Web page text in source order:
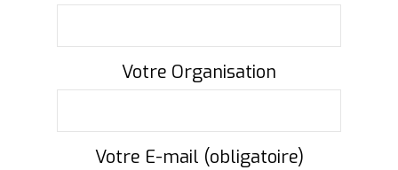
Votre Organisation
Votre E-mail (obligatoire)